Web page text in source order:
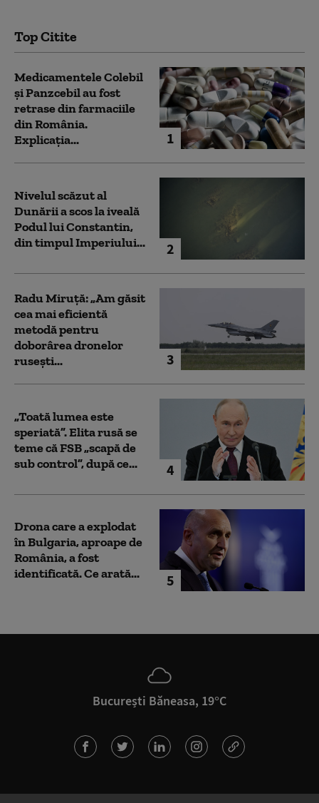
Top Citite
1
Medicamentele Colebil
și Panzcebil au fost
retrase din farmaciile
din România.
Explicația...
2
Nivelul scăzut al
Dunării a scos la iveală
Podul lui Constantin,
din timpul Imperiului...
3
Radu Miruță: „Am găsit
cea mai eficientă
metodă pentru
doborârea dronelor
rusești...
4
„Toată lumea este
speriată”. Elita rusă se
teme că FSB „scapă de
sub control”, după ce...
5
Drona care a explodat
în Bulgaria, aproape de
România, a fost
identificată. Ce arată...
București Băneasa, 19°C